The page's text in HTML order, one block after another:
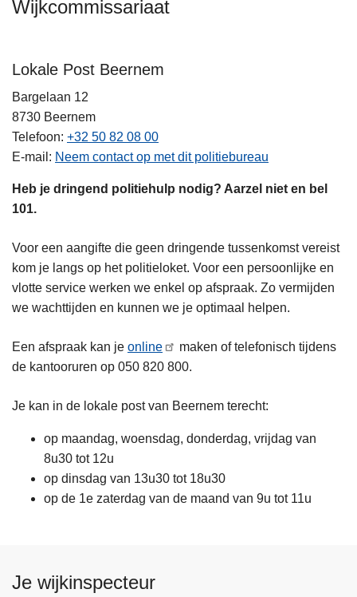
Wijkcommissariaat
Lokale Post Beernem
Bargelaan 12
8730 Beernem
Telefoon +32 50 82 08 00
E-mail
Neem contact op met dit politiebureau
Heb je dringend politiehulp nodig? Aarzel niet en bel
101.
Voor een aangifte die geen dringende tussenkomst vereist
kom je langs op het politieloket. Voor een persoonlijke en
vlotte service werken we enkel op afspraak. Zo vermijden
we wachttijden en kunnen we je optimaal helpen.
Een afspraak kan je online
maken of telefonisch tijdens
de kantooruren op 050 820 800.
Je kan in de lokale post van Beernem terecht:
op maandag, woensdag, donderdag, vrijdag van
8u30 tot 12u
op dinsdag van 13u30 tot 18u30
op de 1e zaterdag van de maand van 9u tot 11u
Je wijkinspecteur